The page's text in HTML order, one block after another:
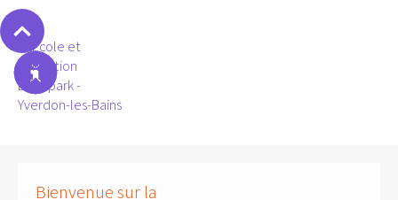
Bienvenue sur la